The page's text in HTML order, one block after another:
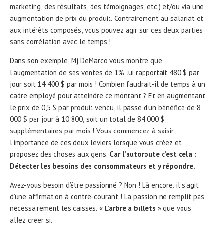
marketing, des résultats, des témoignages, etc.) et/ou via une
augmentation de prix du produit. Contrairement au salariat et
aux intérêts composés, vous pouvez agir sur ces deux parties
sans corrélation avec le temps !
Dans son exemple, Mj DeMarco vous montre que
l’augmentation de ses ventes de 1% lui rapportait 480 $ par
jour soit 14 400 $ par mois ! Combien faudrait-il de temps à un
cadre employé pour atteindre ce montant ? Et en augmentant
le prix de 0,5 $ par produit vendu, il passe d’un bénéfice de 8
000 $ par jour à 10 800, soit un total de 84 000 $
supplémentaires par mois ! Vous commencez à saisir
l’importance de ces deux leviers lorsque vous créez et
proposez des choses aux gens. Car l’autoroute c’est cela :
Détecter les besoins des consommateurs et y répondre.
Avez-vous besoin d’être passionné ? Non ! Là encore, il s’agit
d’une affirmation à contre-courant ! La passion ne remplit pas
nécessairement les caisses. « L’arbre à billets » que vous
allez créer si.